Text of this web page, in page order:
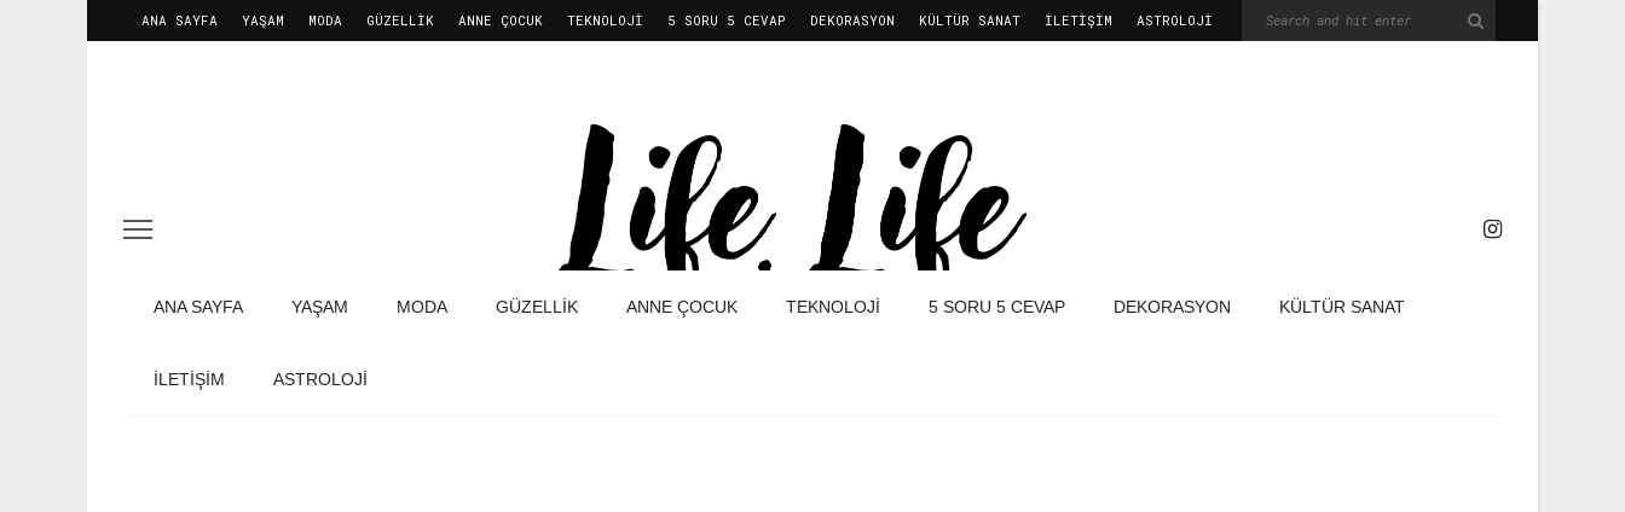
ANA SAYFA YAŞAM MODA GÜZELLIK ANNE ÇOCUK TEKNOLOJI 5 SORU 5 CEVAP DEKORASYON KÜLTÜR SANAT İLETIŞIM ASTROLOJİ
ANA SAYFA YAŞAM MODA GÜZELLIK ANNE ÇOCUK TEKNOLOJI 5 SORU 5 CEVAP DEKORASYON KÜLTÜR SANAT
İLETIŞIM ASTROLOJİ